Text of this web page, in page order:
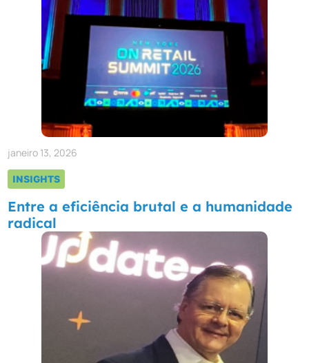
janeiro 13, 2026
INSIGHTS
Entre a eficiência brutal e a humanidade
radical